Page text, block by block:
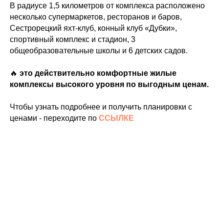
В радиусе 1,5 километров от комплекса расположено
несколько супермаркетов, ресторанов и баров,
Сестрорецкий яхт-клуб, конный клуб «Дубки»,
спортивный комплекс и стадион, 3
общеобразовательные школы и 6 детских садов.
🔥 это действительно комфортные жилые
комплексы высокого уровня по выгодным ценам.
Чтобы узнать подробнее и получить планировки с
ценами - переходите по ССЫЛКЕ